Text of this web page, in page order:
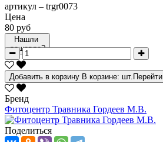
артикул – trgr0073
Цена
80 руб
Нашли
дешевле?
Добавить в корзину В корзине: шт. Перейти
Бренд
Фитоцентр Травника Гордеев М.В.
Поделиться